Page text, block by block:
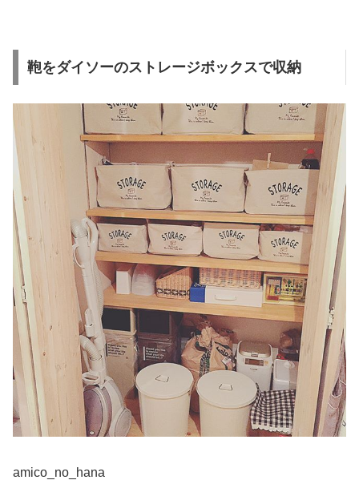
鞄をダイソーのストレージボックスで収納
amico_no_hana